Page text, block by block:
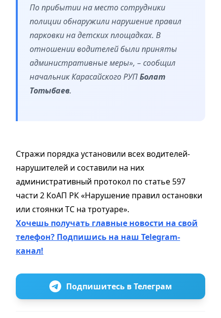
По прибытии на место сотрудники
полиции обнаружили нарушение правил
парковки на детских площадках. В
отношении водителей были приняты
административные меры», – сообщил
начальник Карасайского РУПБолат
Тотыбаев.
Стражи порядка установили всех водителей-
нарушителей и составили на них
административный протокол по статье 597
части 2 КоАП РК «Нарушение правил остановки
или стоянки ТС на тротуаре».
Хочешь получать главные новости на свой
телефон? Подпишись на наш Telegram-
канал!
Подпишитесь в Телеграм